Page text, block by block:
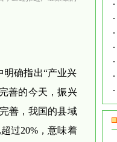
确指出“产业兴
善的今天，振兴
善，我国的县域
过20%，意味着